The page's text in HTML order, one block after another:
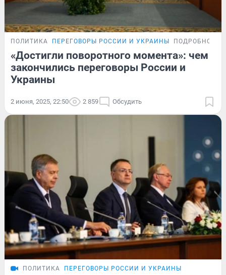
ПОЛИТИКА ПЕРЕГОВОРЫ РОССИИ И УКРАИНЫ ПОДРОБНОСТИ
«Достигли поворотного момента»: чем
закончились переговоры России и
Украины
2 июня, 2025, 22:50 2 859 Обсудить
ПОЛИТИКА ПЕРЕГОВОРЫ РОССИИ И УКРАИНЫ